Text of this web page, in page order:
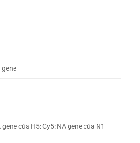
gene
của H5; Cy5: NA gene của N1